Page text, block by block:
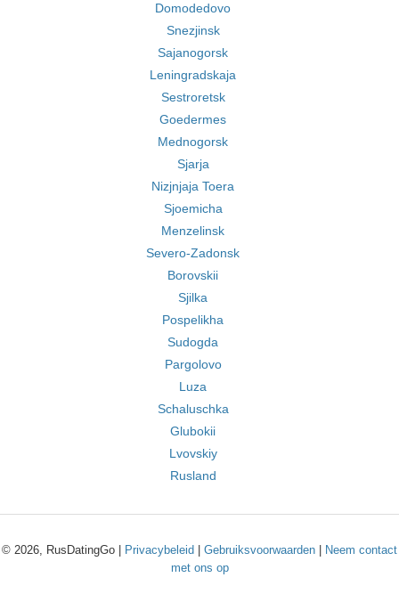
Domodedovo
Snezjinsk
Sajanogorsk
Leningradskaja
Sestroretsk
Goedermes
Mednogorsk
Sjarja
Nizjnjaja Toera
Sjoemicha
Menzelinsk
Severo-Zadonsk
Borovskii
Sjilka
Pospelikha
Sudogda
Pargolovo
Luza
Schaluschka
Glubokii
Lvovskiy
Rusland
© 2026, RusDatingGo | Privacybeleid Gebruiksvoorwaarden
Neem contact
met ons op